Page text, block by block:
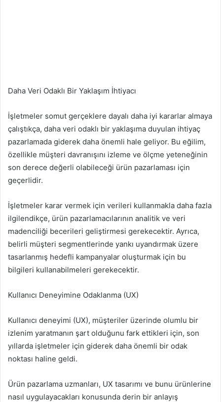
Daha Veri Odaklı Bir Yaklaşım İhtiyacı
İşletmeler somut gerçeklere dayalı daha iyi kararlar almaya
çalıştıkça, daha veri odaklı bir yaklaşıma duyulan ihtiyaç
pazarlamada giderek daha önemli hale geliyor. Bu eğilim,
özellikle müşteri davranışını izleme ve ölçme yeteneğinin
son derece değerli olabileceği ürün pazarlaması için
geçerlidir.
İşletmeler karar vermek için verileri kullanmakla daha fazla
ilgilendikçe, ürün pazarlamacılarının analitik ve veri
madenciliği becerileri geliştirmesi gerekecektir. Ayrıca,
belirli müşteri segmentlerinde yankı uyandırmak üzere
tasarlanmış hedefli kampanyalar oluşturmak için bu
bilgileri kullanabilmeleri gerekecektir.
Kullanıcı Deneyimine Odaklanma (UX)
Kullanıcı deneyimi (UX), müşteriler üzerinde olumlu bir
izlenim yaratmanın şart olduğunu fark ettikleri için, son
yıllarda işletmeler için giderek daha önemli bir odak
noktası haline geldi.
Ürün pazarlama uzmanları, UX tasarımı ve bunu ürünlerine
nasıl uygulayacakları konusunda derin bir anlayış